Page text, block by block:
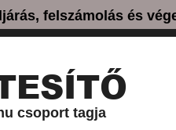
felszámolás és
csoport tagja